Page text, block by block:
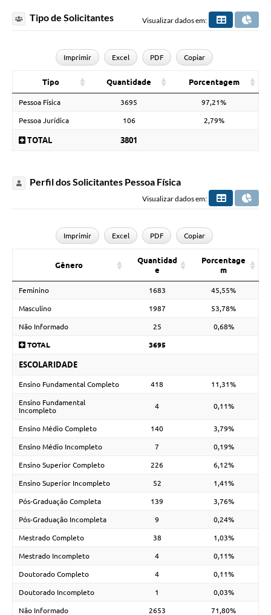
Tipo de Solicitantes Visualizar dados em:
Imprimir Excel PDF Copiar
Tipo Quantidade Porcentagem
Pessoa Física 3695 97,21%
Pessoa Jurídica 106 2,79%
TOTAL 3801
Perfil dos Solicitantes Pessoa Física
Visualizar dados em:
Imprimir Excel PDF Copiar
Gênero
Quantidad
e
Porcentage
m
Feminino 1683 45,55%
Masculino 1987 53,78%
Não Informado 25 0,68%
TOTAL 3695
ESCOLARIDADE
Ensino Fundamental Completo 418 11,31%
Ensino Fundamental
Incompleto
4 0,11%
Ensino Médio Completo 140 3,79%
Ensino Médio Incompleto 7 0,19%
Ensino Superior Completo 226 6,12%
Ensino Superior Incompleto 52 1,41%
Pós-Graduação Completa 139 3,76%
Pós-Graduação Incompleta 9 0,24%
Mestrado Completo 38 1,03%
Mestrado Incompleto 4 0,11%
Doutorado Completo 4 0,11%
Doutorado Incompleto 1 0,03%
Não Informado 2653 71,80%